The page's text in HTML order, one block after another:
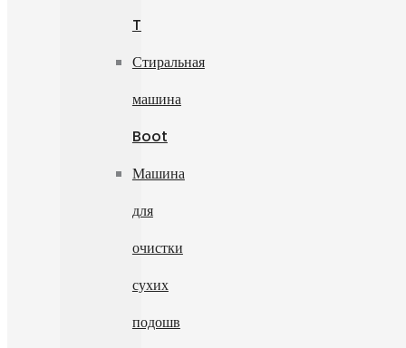
T
Стиральная
машина
Boot
Машина
для
очистки
сухих
подошв